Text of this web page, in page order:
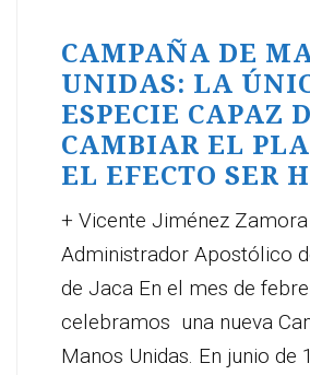
CAMPAÑA DE
UNIDAS: LA
ESPECIE CAPAZ
CAMBIAR EL
EL EFECTO SER
+ Vicente Jiménez Zamora
Administrador Apostólico
de Jaca En el mes de
celebramos una nueva
Manos Unidas. En junio de